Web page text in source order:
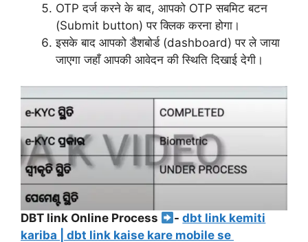
OTP दर्ज करने के बाद, आपको OTP सबमिट बटन
(Submit button) पर क्लिक करना होगा।
इसके बाद आपको डैशबोर्ड (dashboard) पर ले जाया
जाएगा जहाँ आपकी आवेदन की स्थिति दिखाई देगी।
DBT link Online Process -dbt link kemiti
kariba | dbt link kaise kare mobile se